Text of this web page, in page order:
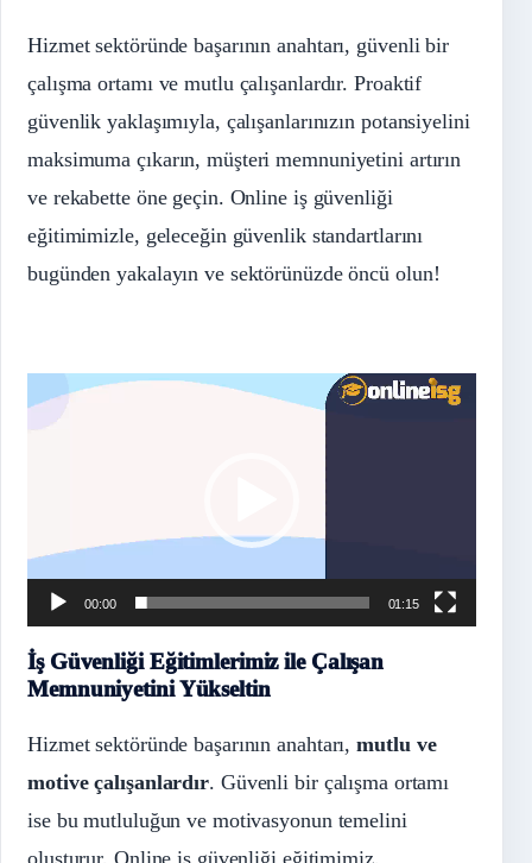
Hizmet sektöründe başarının anahtarı, güvenli bir
çalışma ortamı ve mutlu çalışanlardır. Proaktif
güvenlik yaklaşımıyla, çalışanlarınızın potansiyelini
maksimuma çıkarın, müşteri memnuniyetini artırın
ve rekabette öne geçin. Online iş güvenliği
eğitimimizle, geleceğin güvenlik standartlarını
bugünden yakalayın ve sektörünüzde öncü olun!
Video
00:00 01:15
İş Güvenliği Eğitimlerimiz ile Çalışan
Memnuniyetini Yükseltin
Hizmet sektöründe başarının anahtarı,mutlu ve
motive çalışanlardır. Güvenli bir çalışma ortamı
ise bu mutluluğun ve motivasyonun temelini
oluşturur. Online iş güvenliği eğitimimiz,